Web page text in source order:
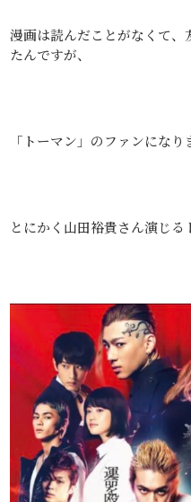
漫画は読んだことがなくて、
たんですが、
「トーマン」のファンにな
とにかく山田裕貴さん演じる